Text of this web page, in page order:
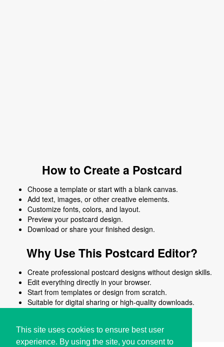
This site uses cookies to ensure best user
experience. By using the site, you consent to
How to Create a Postcard
Choose a template or start with a blank canvas.
Add text, images, or other creative elements.
Customize fonts, colors, and layout.
Preview your postcard design.
Download or share your finished design.
Why Use This Postcard Editor?
Create professional postcard designs without design skills.
Edit everything directly in your browser.
Start from templates or design from scratch.
Suitable for digital sharing or high-quality downloads.